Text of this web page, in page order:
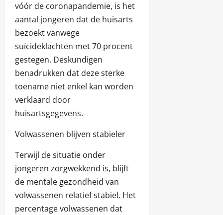
vóór de coronapandemie, is het
aantal jongeren dat de huisarts
bezoekt vanwege
suïcideklachten met 70 procent
gestegen. Deskundigen
benadrukken dat deze sterke
toename niet enkel kan worden
verklaard door
huisartsgegevens.
Volwassenen blijven stabieler
Terwijl de situatie onder
jongeren zorgwekkend is, blijft
de mentale gezondheid van
volwassenen relatief stabiel. Het
percentage volwassenen dat